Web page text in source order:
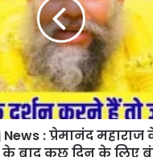
: प्रेमानंद
बाद कुछ दिन के लिए बंद